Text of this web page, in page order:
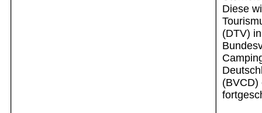
Diese
(DTV)
(BVCD)